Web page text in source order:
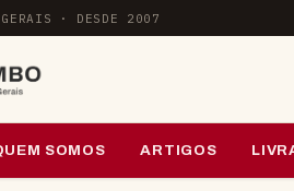
· DESDE 2007
SOMOS ARTIGOS